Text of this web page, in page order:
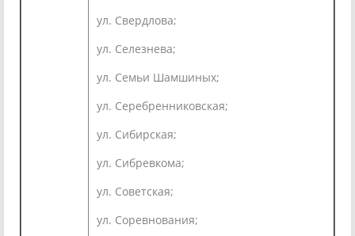
ул. Свердлова;
ул. Селезнева;
ул. Семьи Шамшиных;
ул. Серебренниковская;
ул. Сибирская;
ул. Сибревкома;
ул. Советская;
ул. Соревнования;